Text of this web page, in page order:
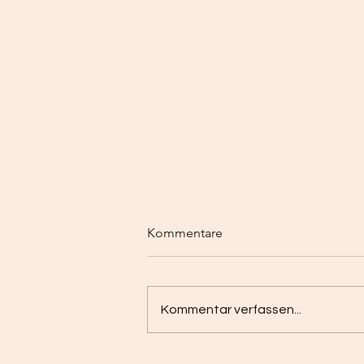
Beiträge ab Juli 26
Kommentare
Kommentar verfassen...